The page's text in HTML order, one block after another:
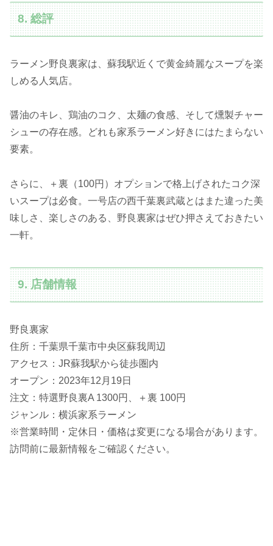
8. 総評
ラーメン野良裏家は、蘇我駅近くで黄金綺麗なスープを楽
しめる人気店。
醤油のキレ、鶏油のコク、太麺の食感、そして燻製チャー
シューの存在感。どれも家系ラーメン好きにはたまらない
要素。
さらに、＋裏（100円）オプションで格上げされたコク深
いスープは必食。一号店の西千葉裏武蔵とはまた違った美
味しさ、楽しさのある、野良裏家はぜひ押さえておきたい
一軒。
9. 店舗情報
野良裏家
住所：千葉県千葉市中央区蘇我周辺
アクセス：JR蘇我駅から徒歩圏内
オープン：2023年12月19日
注文：特選野良裏A 1300円、＋裏 100円
ジャンル：横浜家系ラーメン
※営業時間・定休日・価格は変更になる場合があります。
訪問前に最新情報をご確認ください。